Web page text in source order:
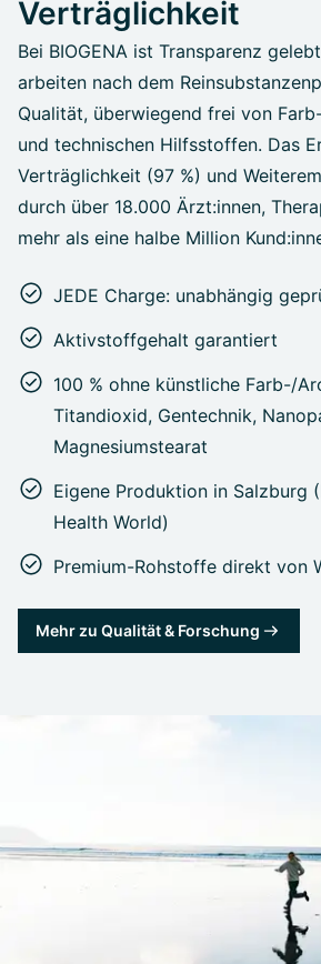
Verträglichkeit
Bei BIOGENA ist Transparenz
arbeiten nach dem
Qualität, überwiegend frei von
und technischen Hilfsstoffen. Das
Verträglichkeit (97 %) und
durch über 18.000 Ärzt:innen,
mehr als eine halbe Million
JEDE Charge: unabhängig
Aktivstoffgehalt garantiert
100 % ohne künstliche Farb-/
Titandioxid, Gentechnik,
Magnesiumstearat
Eigene Produktion in Salzburg
Health World)
Premium-Rohstoffe direkt von
Mehr zu Qualität & Forschung